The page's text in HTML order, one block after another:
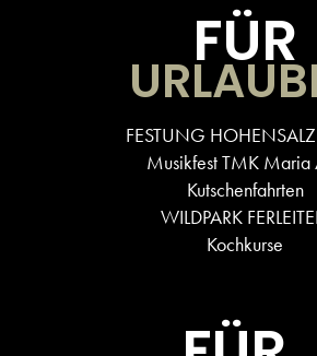
FÜR
FESTUNG
Musikfest TMK Maria
Kutschenfahrten
WILDPARK
Kochkurse